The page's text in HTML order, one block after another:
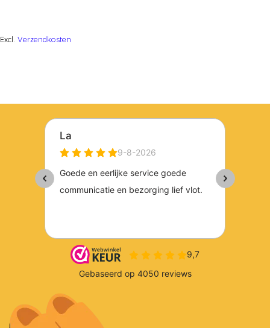
Excl. Verzendkosten